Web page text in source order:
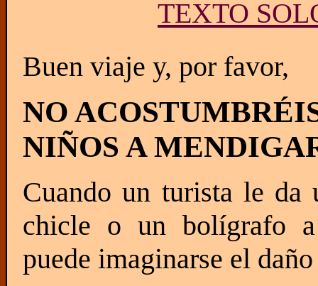
TEXTO
Buen viaje y, por favor,
NO
NIÑOS A
Cuando un turista le da
chicle o un bolígrafo
puede imaginarse el